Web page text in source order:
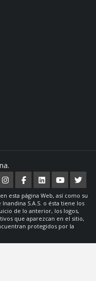
esta página Web, así como su
S.A.S. o ésta tiene los
de lo anterior, los logos,
que aparezcan en el sitio,
protegidos por la